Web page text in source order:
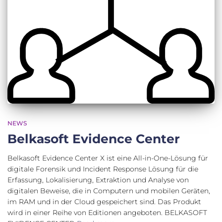
NEWS
Belkasoft Evidence Center
Belkasoft Evidence Center X ist eine All-in-One-Lösung für
digitale Forensik und Incident Response Lösung für die
Erfassung, Lokalisierung, Extraktion und Analyse von
digitalen Beweise, die in Computern und mobilen Geräten,
im RAM und in der Cloud gespeichert sind. Das Produkt
wird in einer Reihe von Editionen angeboten. BELKASOFT